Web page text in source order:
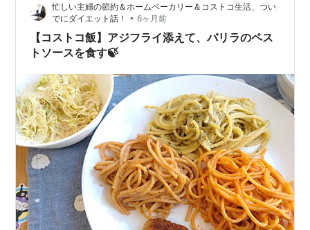
て、バイアスロンは中継されないのだろう。 というコト
で、テレビの前に釘付けになるコトは…
忙しい主婦の節約＆ホームベーカリー＆コストコ生活、つい
でにダイエット話！
• 6ヶ月前
【コストコ飯】アジフライ添えて、バリラのペス
トソースを食す🍃